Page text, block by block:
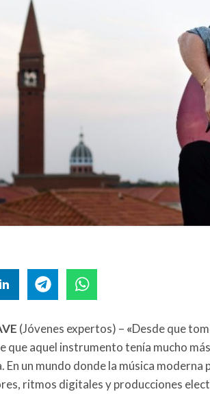
(Jóvenes expertos) – «Desde que
que aquel instrumento tenía mucho
En un mundo donde la música
ritmos digitales y producciones